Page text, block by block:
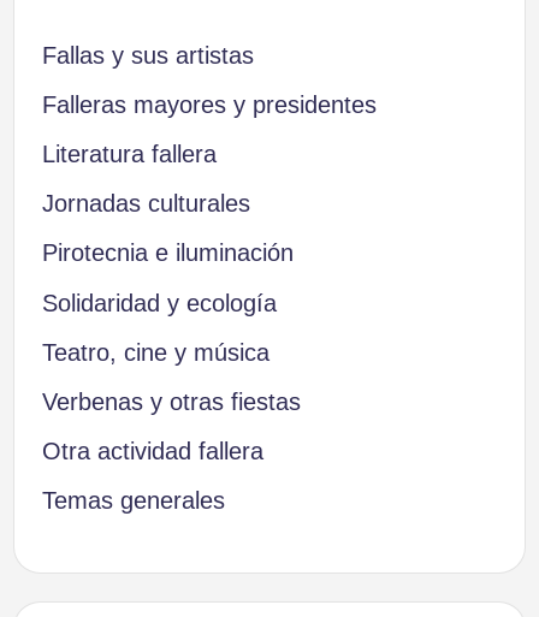
Fallas y sus artistas
Falleras mayores y presidentes
Literatura fallera
Jornadas culturales
Pirotecnia e iluminación
Solidaridad y ecología
Teatro, cine y música
Verbenas y otras fiestas
Otra actividad fallera
Temas generales